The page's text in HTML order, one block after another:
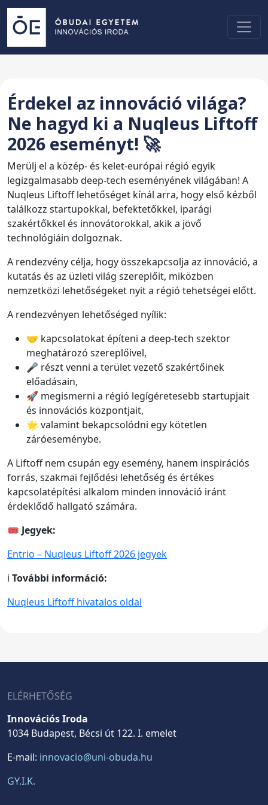
Érdekel az innováció világa?
Ne hagyd ki a Nuqleus Liftoff
2026 eseményt! 🚀
Merülj el a közép- és kelet-európai régió egyik
legizgalmasabb deep-tech eseményének világában! A
Nuqleus Liftoff lehetőséget kínál arra, hogy első kézből
találkozz startupokkal, befektetőkkel, iparági
szakértőkkel és innovátorokkal, akik a jövő
technológiáin dolgoznak.
A rendezvény célja, hogy összekapcsolja az innováció, a
kutatás és az üzleti világ szereplőit, miközben
nemzetközi lehetőségeket nyit a régió tehetségei előtt.
A rendezvényen lehetőséged nyílik:
🤝 kapcsolatokat építeni a deep-tech szektor
meghatározó szereplőivel,
🎤 részt venni a terület vezető szakértőinek
előadásain,
🚀 megismerni a régió legígéretesebb startupjait
és innovációs központjait,
🌟 valamint bekapcsolódni egy kötetlen
záróeseménybe.
A Liftoff nem csupán egy esemény, hanem inspirációs
forrás, szakmai fejlődési lehetőség és értékes
kapcsolatépítési alkalom minden innováció iránt
érdeklődő hallgató számára.
🎟️ Jegyek:
Entrio – Nuqleus Liftoff 2026 jegyek
ℹ️ További információ:
Nuqleus Liftoff hivatalos oldal
ELÉRHETŐSÉG
Innovációs Iroda
1034 Budapest, Bécsi út 122. I. emelet
E-mail: innovacio@uni-obuda.hu
GY.I.K.